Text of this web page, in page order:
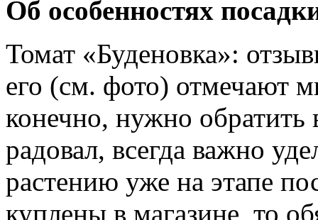
Об особенностях
Томат «Буденовка»:
его (см. фото) отмечают
конечно, нужно
радовал, всегда важно
растению уже на этапе
куплены в магазине, то